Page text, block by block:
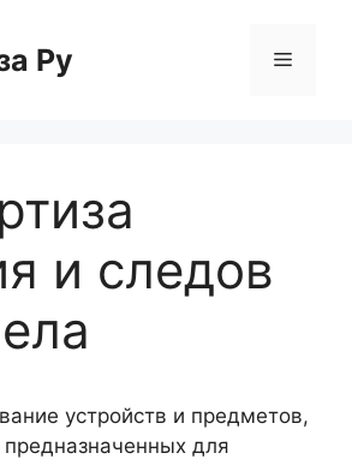
Ру Меню
и следов
устройств и предметов,
предназначенных для